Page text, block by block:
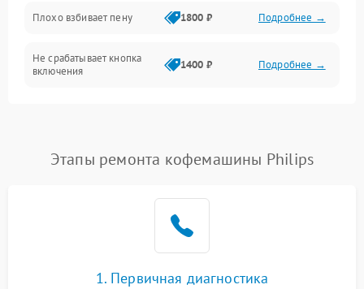
Программное обеспечение
Плохо взбивает пену 1800 ₽ Подробнее →
Не срабатывает кнопка
включения
1400 ₽ Подробнее →
Постоянные сбои в работе 1500 ₽ Подробнее →
Этапы ремонта кофемашины Philips
1. Первичная диагностика